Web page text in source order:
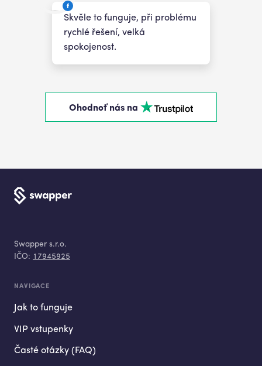
Skvěle to funguje, při problému
rychlé řešení, velká
spokojenost.
Ohodnoť nás na
Swapper s.r.o.
IČO: 17945925
NAVIGACE
Jak to funguje
VIP vstupenky
Časté otázky (FAQ)